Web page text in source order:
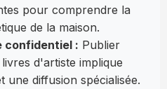
pour comprendre la
de la maison.
confidentiel : Publier
d'artiste implique
une diffusion spécialisée.